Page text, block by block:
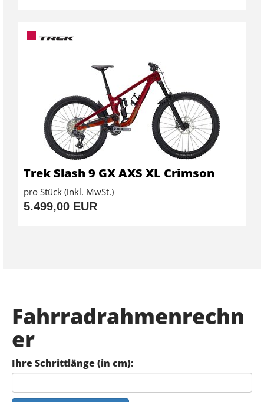
Trek Slash 9 GX AXS XL Crimson
pro Stück (inkl. MwSt.)
5.499,00 EUR
Fahrradrahmenrechn
er
Ihre Schrittlänge (in cm):